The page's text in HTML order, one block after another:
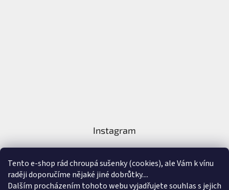
Tento e-shop rád chroupá sušenky (cookies), ale Vám k vínu
raději doporučíme nějaké jiné dobrůtky....
Dalším procházením tohoto webu vyjadřujete souhlas s jejich
Instagram